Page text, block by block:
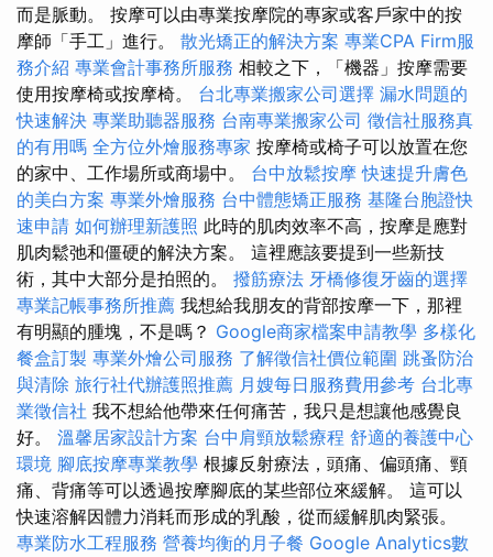
而是脈動。 按摩可以由專業按摩院的專家或客戶家中的按
摩師「手工」進行。 散光矯正的解決方案 專業CPA Firm服
務介紹 專業會計事務所服務 相較之下，「機器」按摩需要
使用按摩椅或按摩椅。 台北專業搬家公司選擇 漏水問題的
快速解決 專業助聽器服務 台南專業搬家公司 徵信社服務真
的有用嗎 全方位外燴服務專家 按摩椅或椅子可以放置在您
的家中、工作場所或商場中。 台中放鬆按摩快速提升膚色
的美白方案 專業外燴服務 台中體態矯正服務 基隆台胞證快
速申請 如何辦理新護照 此時的肌肉效率不高，按摩是應對
肌肉鬆弛和僵硬的解決方案。 這裡應該要提到一些新技
術，其中大部分是拍照的。 撥筋療法 牙橋修復牙齒的選擇
專業記帳事務所推薦 我想給我朋友的背部按摩一下，那裡
有明顯的腫塊，不是嗎？ Google商家檔案申請教學 多樣化
餐盒訂製 專業外燴公司服務 了解徵信社價位範圍 跳蚤防治
與清除 旅行社代辦護照推薦 月嫂每日服務費用參考 台北專
業徵信社 我不想給他帶來任何痛苦，我只是想讓他感覺良
好。 溫馨居家設計方案 台中肩頸放鬆療程 舒適的養護中心
環境 腳底按摩專業教學 根據反射療法，頭痛、偏頭痛、頸
痛、背痛等可以透過按摩腳底的某些部位來緩解。 這可以
快速溶解因體力消耗而形成的乳酸，從而緩解肌肉緊張。
專業防水工程服務 營養均衡的月子餐 Google Analytics數